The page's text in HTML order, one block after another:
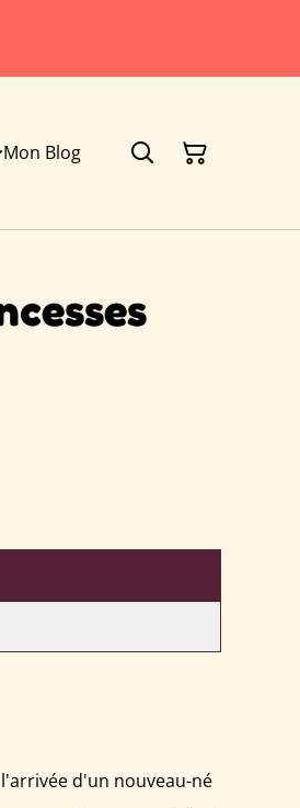
Mon Blog
d'un nouveau-né